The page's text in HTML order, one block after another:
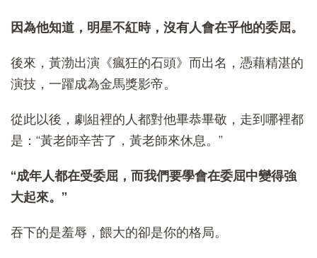
因為他知道，明星不紅時，沒有人會在乎他的委屈。
後來，黃渤出演《瘋狂的石頭》而出名，憑藉精湛的
演技，一躍成為金馬獎影帝。
從此以後，劇組裡的人都對他畢恭畢敬，走到哪裡都
是：“黃老師辛苦了，黃老師來休息。”
“成年人都在受委屈，而我們要學會在委屈中變得強
大起來。”
吞下的是羞辱，餵大的卻是你的格局。